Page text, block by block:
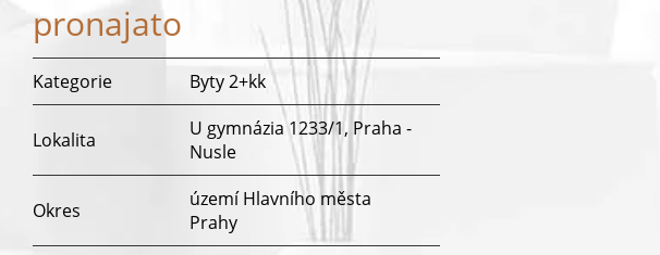
pronajato
Kategorie Byty 2+kk
Lokalita
U gymnázia 1233/1, Praha -
Nusle
Okres
území Hlavního města
Prahy